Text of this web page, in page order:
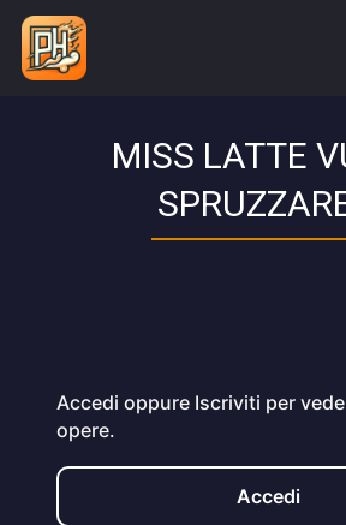
MISS LATTE
Accedi oppure Iscriviti per
opere.
Accedi